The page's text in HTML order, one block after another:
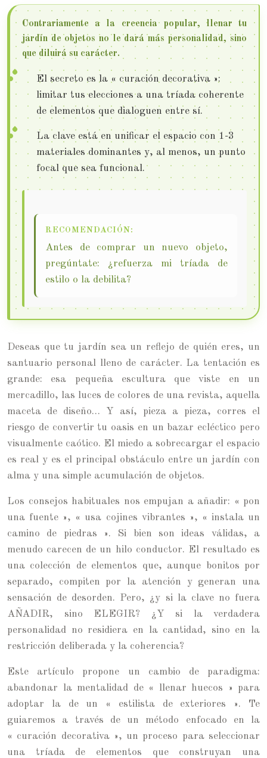
Contrariamente a la creencia popular, llenar tu
jardín de objetos no le dará más personalidad, sino
que diluirá su carácter.
El secreto es la « curación decorativa »:
limitar tus elecciones a una tríada coherente
de elementos que dialoguen entre sí.
La clave está en unificar el espacio con 1-3
materiales dominantes y, al menos, un punto
focal que sea funcional.
RECOMENDACIÓN:
Antes de comprar un nuevo objeto,
pregúntate: ¿refuerza mi tríada de
estilo o la debilita?
Deseas que tu jardín sea un reflejo de quién eres, un
santuario personal lleno de carácter. La tentación es
grande: esa pequeña escultura que viste en un
mercadillo, las luces de colores de una revista, aquella
maceta de diseño… Y así, pieza a pieza, corres el
riesgo de convertir tu oasis en un bazar ecléctico pero
visualmente caótico. El miedo a sobrecargar el espacio
es real y es el principal obstáculo entre un jardín con
alma y una simple acumulación de objetos.
Los consejos habituales nos empujan a añadir: « pon
una fuente », « usa cojines vibrantes », « instala un
camino de piedras ». Si bien son ideas válidas, a
menudo carecen de un hilo conductor. El resultado es
una colección de elementos que, aunque bonitos por
separado, compiten por la atención y generan una
sensación de desorden. Pero, ¿y si la clave no fuera
AÑADIR, sino ELEGIR? ¿Y si la verdadera
personalidad no residiera en la cantidad, sino en la
restricción deliberada y la coherencia?
Este artículo propone un cambio de paradigma:
abandonar la mentalidad de « llenar huecos » para
adoptar la de un « estilista de exteriores ». Te
guiaremos a través de un método enfocado en la
« curación decorativa », un proceso para seleccionar
una tríada de elementos que construyan una